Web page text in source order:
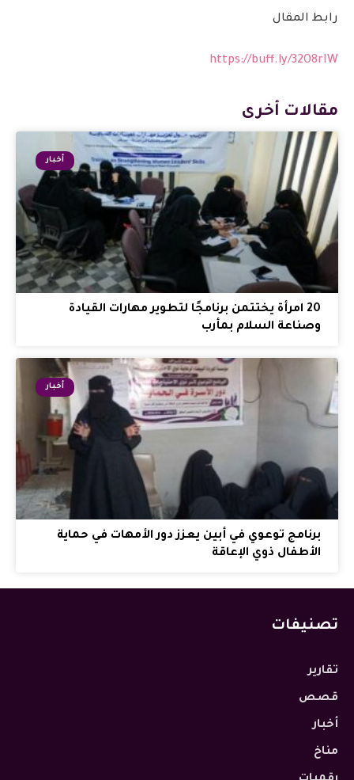
رابط المقال
https://buff.ly/32O8rIW
مقالات أخرى
أخبار
20 امرأة يختتمن برنامجًا لتطوير مهارات القيادة
وصناعة السلام بمأرب
أخبار
برنامج توعوي في أبين يعزز دور الأمهات في حماية
الأطفال ذوي الإعاقة
تصنيفات
تقارير
قصص
أخبار
مناخ